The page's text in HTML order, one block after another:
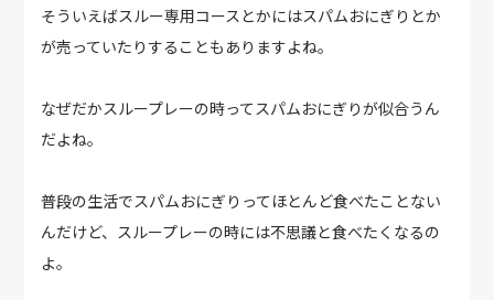
そういえばスルー専用コースとかにはスパムおにぎりとか
が売っていたりすることもありますよね。
なぜだかスループレーの時ってスパムおにぎりが似合うん
だよね。
普段の生活でスパムおにぎりってほとんど食べたことない
んだけど、スループレーの時には不思議と食べたくなるの
よ。